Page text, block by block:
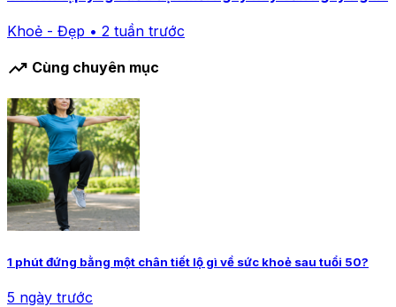
Khoẻ - Đẹp • 2 tuần trước
trending_up Cùng chuyên mục
1 phút đứng bằng một chân tiết lộ gì về sức khoẻ sau tuổi 50?
5 ngày trước